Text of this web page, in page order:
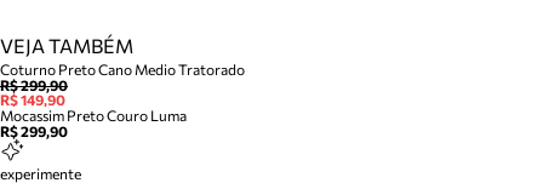
VEJA TAMBÉM
Coturno Preto Cano Medio Tratorado
R$ 299,90
R$ 149,90
Mocassim Preto Couro Luma
R$ 299,90
experimente